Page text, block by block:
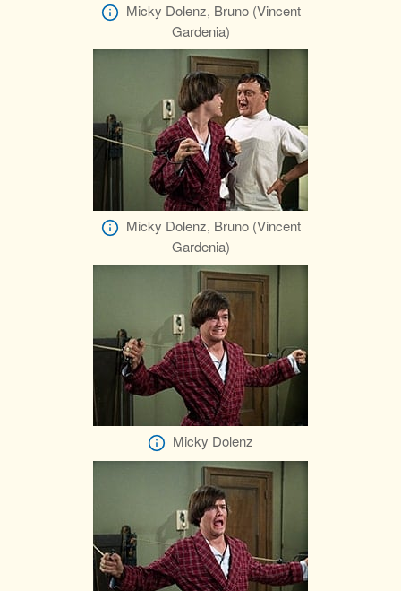
Micky Dolenz, Bruno (Vincent
Gardenia)
Micky Dolenz, Bruno (Vincent
Gardenia)
Micky Dolenz